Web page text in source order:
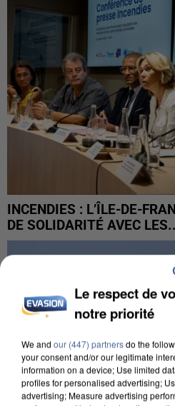
INCENDIES : L’ÎLE-DE-
DE SOLIDARITÉ AVEC
Le respect de
notre priorité
We and our (447) partnersdo the
your consent and/or our legitimate
information on a device; Use limited
profiles for personalised advertising;
advertising; Measure advertising